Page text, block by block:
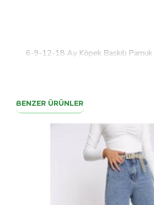
6-9-12-18 Ay Köpek Baskılı
BENZER ÜRÜNLER